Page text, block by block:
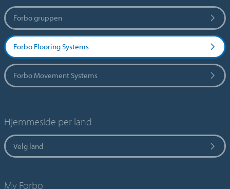
Forbo gruppen
Forbo Flooring Systems
Forbo Movement Systems
Hjemmeside per land
Velg land
My Forbo